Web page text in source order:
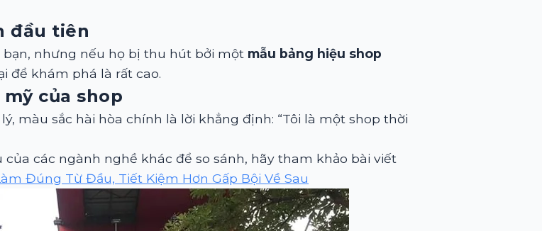
đầu tiên
nhưng nếu họ bị thu hút bởi một mẫu bảng hiệu shop
để khám phá là rất cao.
của shop
màu sắc hài hòa chính là lời khẳng định: “Tôi là một shop thời
các ngành nghề khác để so sánh, hãy tham khảo bài viết
Đúng Từ Đầu, Tiết Kiệm Hơn Gấp Bội Về Sau